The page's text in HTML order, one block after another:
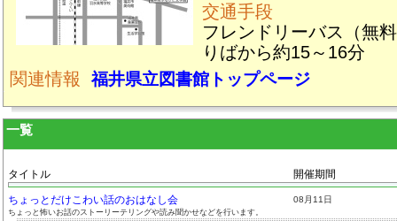
交通手段
フレンドリーバス（無
りばから約15～16分
関連情報福井県立図書館トップページ
一覧
タイトル 開催期間
ちょっとだけこわい話のおはなし会 08月11日
ちょっと怖いお話のストーリーテリングや読み聞かせなどを行います。